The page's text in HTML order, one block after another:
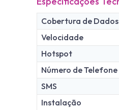
Cobertura de Dados
Velocidade
Hotspot
Número de Telefone
SMS
Instalação